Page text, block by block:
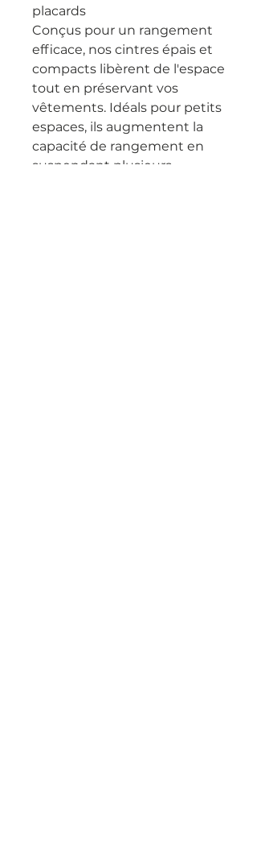
placards
Conçus pour un rangement
efficace, nos cintres épais et
compacts libèrent de l'espace
tout en préservant vos
vêtements. Idéals pour petits
espaces, ils augmentent la
capacité de rangement en
suspendant plusieurs